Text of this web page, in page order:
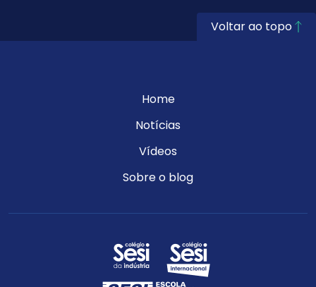
Voltar ao topo
Home
Notícias
Vídeos
Sobre o blog